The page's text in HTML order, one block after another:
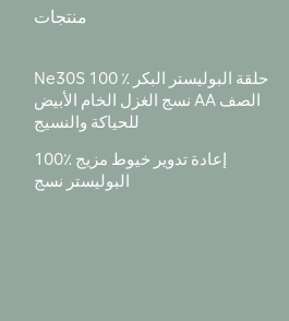
منتجات
Ne30S 100 ٪ حلقة البوليستر البكر
نسج الغزل الخام الأبيض AA الصف
للحياكة والنسيج
100٪ إعادة تدوير خيوط مزيج
البوليستر نسج